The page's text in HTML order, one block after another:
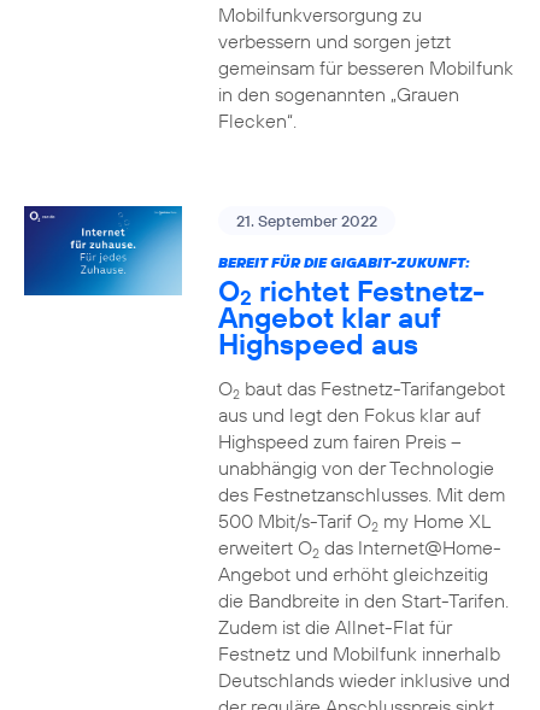
Mobilfunkversorgung zu
verbessern und sorgen jetzt
gemeinsam für besseren Mobilfunk
in den sogenannten „Grauen
Flecken“.
21. September 2022
BEREIT FÜR DIE GIGABIT-ZUKUNFT:
O2 richtet Festnetz-
Angebot klar auf
Highspeed aus
O2baut das Festnetz-Tarifangebot
aus und legt den Fokus klar auf
Highspeed zum fairen Preis –
unabhängig von der Technologie
des Festnetzanschlusses. Mit dem
500 Mbit/s-Tarif O2my Home XL
erweitert O2das Internet@Home-
Angebot und erhöht gleichzeitig
die Bandbreite in den Start-Tarifen.
Zudem ist die Allnet-Flat für
Festnetz und Mobilfunk innerhalb
Deutschlands wieder inklusive und